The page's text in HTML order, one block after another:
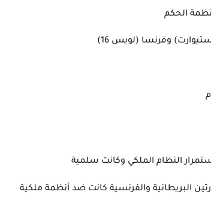
أنظمة الحكم
وفرنسا (لويس 16)
الثلاث
النظام الملكي وكانت سلمية
البريطانية والفرنسية كانت ضد أنظمة ملكية